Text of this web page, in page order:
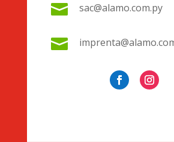
 sac@alamo.com.py
